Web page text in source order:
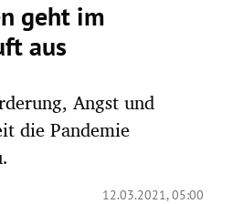
geht im
aus
Angst und
die Pandemie
12.03.2021, 05:00